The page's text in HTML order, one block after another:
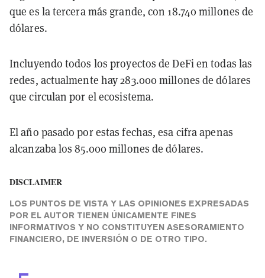
que es la tercera más grande, con 18.740 millones de
dólares.
Incluyendo todos los proyectos de DeFi en todas las
redes, actualmente hay 283.000 millones de dólares
que circulan por el ecosistema.
El año pasado por estas fechas, esa cifra apenas
alcanzaba los 85.000 millones de dólares.
DISCLAIMER
LOS PUNTOS DE VISTA Y LAS OPINIONES EXPRESADAS
POR EL AUTOR TIENEN ÚNICAMENTE FINES
INFORMATIVOS Y NO CONSTITUYEN ASESORAMIENTO
FINANCIERO, DE INVERSIÓN O DE OTRO TIPO.